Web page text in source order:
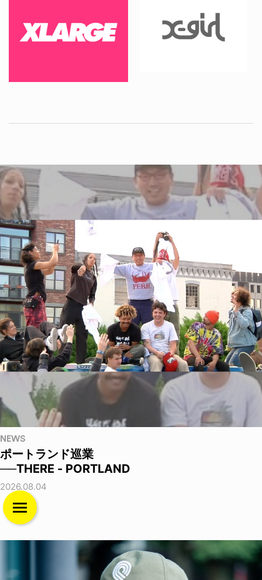
NEWS
ポートランド巡業
──THERE - PORTLAND
2026.08.04